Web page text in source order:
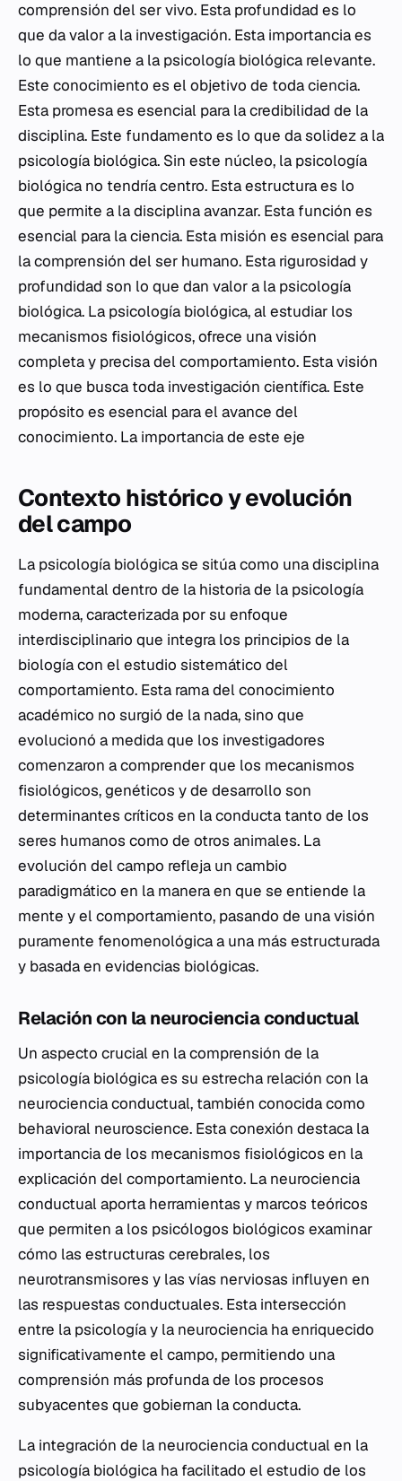
comprensión del ser vivo. Esta profundidad es lo
que da valor a la investigación. Esta importancia es
lo que mantiene a la psicología biológica relevante.
Este conocimiento es el objetivo de toda ciencia.
Esta promesa es esencial para la credibilidad de la
disciplina. Este fundamento es lo que da solidez a la
psicología biológica. Sin este núcleo, la psicología
biológica no tendría centro. Esta estructura es lo
que permite a la disciplina avanzar. Esta función es
esencial para la ciencia. Esta misión es esencial para
la comprensión del ser humano. Esta rigurosidad y
profundidad son lo que dan valor a la psicología
biológica. La psicología biológica, al estudiar los
mecanismos fisiológicos, ofrece una visión
completa y precisa del comportamiento. Esta visión
es lo que busca toda investigación científica. Este
propósito es esencial para el avance del
conocimiento. La importancia de este eje
Contexto histórico y evolución
del campo
La psicología biológica se sitúa como una disciplina
fundamental dentro de la historia de la psicología
moderna, caracterizada por su enfoque
interdisciplinario que integra los principios de la
biología con el estudio sistemático del
comportamiento. Esta rama del conocimiento
académico no surgió de la nada, sino que
evolucionó a medida que los investigadores
comenzaron a comprender que los mecanismos
fisiológicos, genéticos y de desarrollo son
determinantes críticos en la conducta tanto de los
seres humanos como de otros animales. La
evolución del campo refleja un cambio
paradigmático en la manera en que se entiende la
mente y el comportamiento, pasando de una visión
puramente fenomenológica a una más estructurada
y basada en evidencias biológicas.
Relación con la neurociencia conductual
Un aspecto crucial en la comprensión de la
psicología biológica es su estrecha relación con la
neurociencia conductual, también conocida como
behavioral neuroscience. Esta conexión destaca la
importancia de los mecanismos fisiológicos en la
explicación del comportamiento. La neurociencia
conductual aporta herramientas y marcos teóricos
que permiten a los psicólogos biológicos examinar
cómo las estructuras cerebrales, los
neurotransmisores y las vías nerviosas influyen en
las respuestas conductuales. Esta intersección
entre la psicología y la neurociencia ha enriquecido
significativamente el campo, permitiendo una
comprensión más profunda de los procesos
subyacentes que gobiernan la conducta.
La integración de la neurociencia conductual en la
psicología biológica ha facilitado el estudio de los